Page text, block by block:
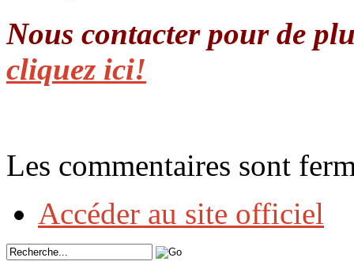
Nous contacter pour de
cliquez ici!
Les commentaires sont
Accéder au site officiel